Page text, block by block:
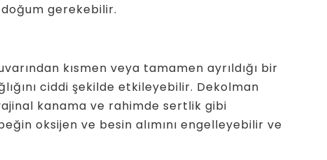
gerekebilir.
kısmen veya tamamen ayrıldığı bir
ciddi şekilde etkileyebilir. Dekolman
kanama ve rahimde sertlik gibi
oksijen ve besin alımını engelleyebilir ve